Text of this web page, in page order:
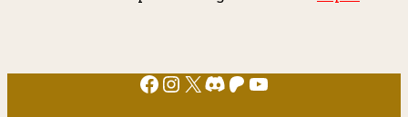
Facebook
Instagram
X Discord
Patreon
YouTube